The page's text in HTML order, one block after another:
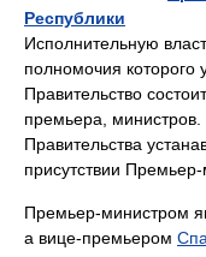
Республики
Исполнительную
полномочия которого
Правительство
премьера, министров.
Правительства
присутствии Премьер-
Премьер-министром
а вице-премьером